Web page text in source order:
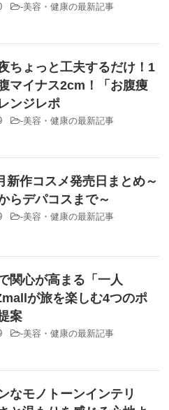
-美容・健康の最新記事
ちょっと工夫するだけ！1
マイナス2cm！「お腹痩
ンジレポ
-美容・健康の最新記事
新作コスメ発売日まとめ～
らデパコスまで～
-美容・健康の最新記事
関心が高まる「一人
が旅を楽しむ4つのポ
案
-美容・健康の最新記事
なモノトーンインテリ